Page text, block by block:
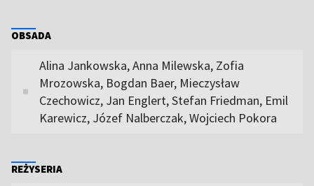
OBSADA
Alina Jankowska, Anna Milewska, Zofia
Mrozowska, Bogdan Baer, Mieczysław
Czechowicz, Jan Englert, Stefan Friedman, Emil
Karewicz, Józef Nalberczak, Wojciech Pokora
REŻYSERIA